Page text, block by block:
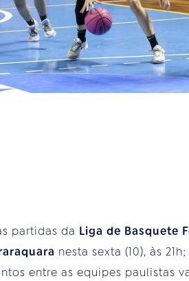
partidas da Liga de Basquete
nesta sexta (10), às 21h;
entre as equipes